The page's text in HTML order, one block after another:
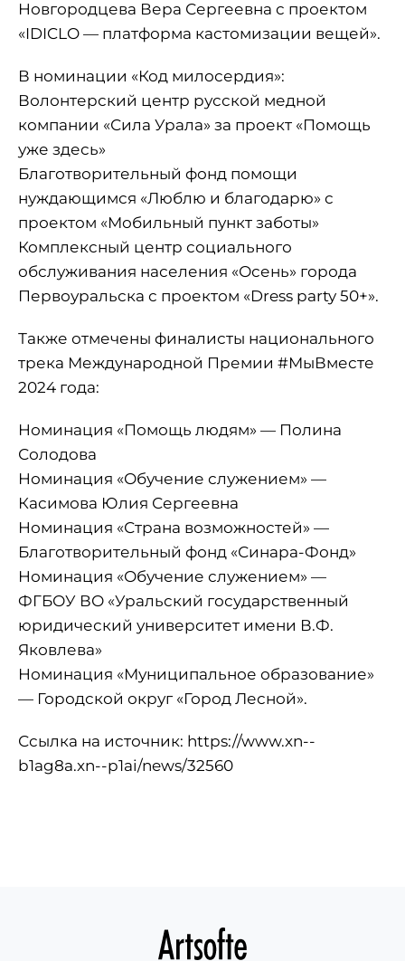
Новгородцева Вера Сергеевна с проектом
«IDICLO — платформа кастомизации вещей».
В номинации «Код милосердия»:
Волонтерский центр русской медной
компании «Сила Урала» за проект «Помощь
уже здесь»
Благотворительный фонд помощи
нуждающимся «Люблю и благодарю» с
проектом «Мобильный пункт заботы»
Комплексный центр социального
обслуживания населения «Осень» города
Первоуральска с проектом «Dress party 50+».
Также отмечены финалисты национального
трека Международной Премии #МыВместе
2024 года:
Номинация «Помощь людям» — Полина
Солодова
Номинация «Обучение служением» —
Касимова Юлия Сергеевна
Номинация «Страна возможностей» —
Благотворительный фонд «Синара-Фонд»
Номинация «Обучение служением» —
ФГБОУ ВО «Уральский государственный
юридический университет имени В.Ф.
Яковлева»
Номинация «Муниципальное образование»
— Городской округ «Город Лесной».
Ссылка на источник: https://www.xn--
b1ag8a.xn--p1ai/news/32560